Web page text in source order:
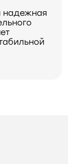
надежная